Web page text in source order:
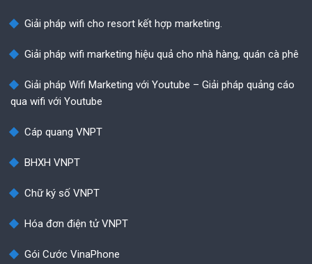
Giải pháp wifi cho resort kết hợp marketing.
Giải pháp wifi marketing hiệu quả cho nhà hàng, quán cà phê
Giải pháp Wifi Marketing với Youtube – Giải pháp quảng cáo
qua wifi với Youtube
Cáp quang VNPT
BHXH VNPT
Chữ ký số VNPT
Hóa đơn điện tử VNPT
Gói Cước VinaPhone